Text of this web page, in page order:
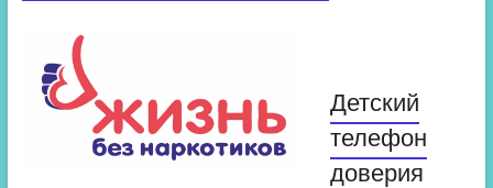
Детский
телефон
доверия